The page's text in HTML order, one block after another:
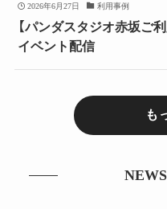
2026年6月27日 利用事例
【パンダスタジオ赤坂ご
イベント配信
も